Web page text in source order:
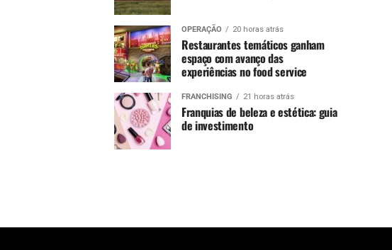
OPERAÇÃO 20 horas atrás
Restaurantes temáticos ganham
espaço com avanço das
experiências no food service
FRANCHISING 21 horas atrás
Franquias de beleza e estética: guia
de investimento